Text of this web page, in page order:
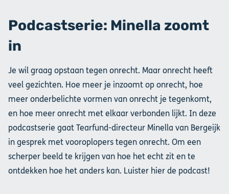
Podcastserie: Minella zoomt
in
Je wil graag opstaan tegen onrecht. Maar onrecht heeft
veel gezichten. Hoe meer je inzoomt op onrecht, hoe
meer onderbelichte vormen van onrecht je tegenkomt,
en hoe meer onrecht met elkaar verbonden lijkt. In deze
podcastserie gaat Tearfund-directeur Minella van Bergeijk
in gesprek met vooroplopers tegen onrecht. Om een
scherper beeld te krijgen van hoe het echt zit en te
ontdekken hoe het anders kan. Luister hier de podcast!